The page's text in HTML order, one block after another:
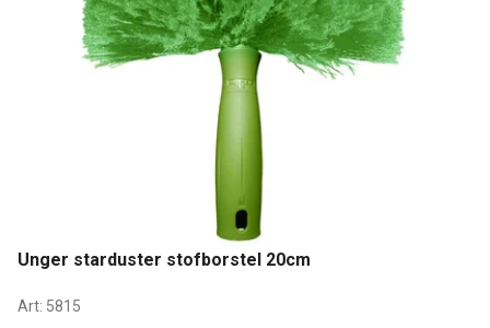
Unger starduster stofborstel 20cm
Art: 5815